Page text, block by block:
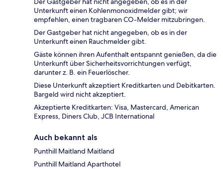
Unterkunft einen Kohlenmonoxidmelder gibt; wir
empfehlen, einen tragbaren CO-Melder mitzubringen.
Der Gastgeber hat nicht angegeben, ob es in der
Unterkunft einen Rauchmelder gibt.
Gäste können ihren Aufenthalt entspannt genießen, da die
Unterkunft über Sicherheitsvorrichtungen verfügt,
darunter z. B. ein Feuerlöscher.
Diese Unterkunft akzeptiert Kreditkarten und Debitkarten.
Bargeld wird nicht akzeptiert.
Akzeptierte Kreditkarten: Visa, Mastercard, American
Express, Diners Club, JCB International
Auch bekannt als
Punthill Maitland Maitland
Punthill Maitland Aparthotel